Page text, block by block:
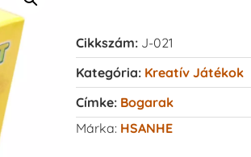
Cikkszám: J-021
Kategória: Kreatív Játékok
Címke: Bogarak
Márka: HSANHE